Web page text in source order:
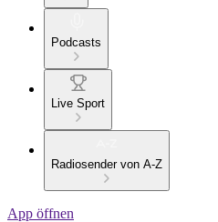
Podcasts
Live Sport
Radiosender von A-Z
App öffnen